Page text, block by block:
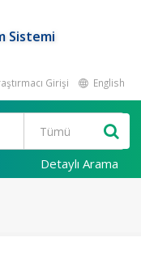
Sistemi
Girişi English
Detaylı Arama